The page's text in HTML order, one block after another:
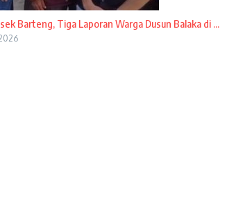
Barteng, Tiga Laporan Warga Dusun Balaka di ...